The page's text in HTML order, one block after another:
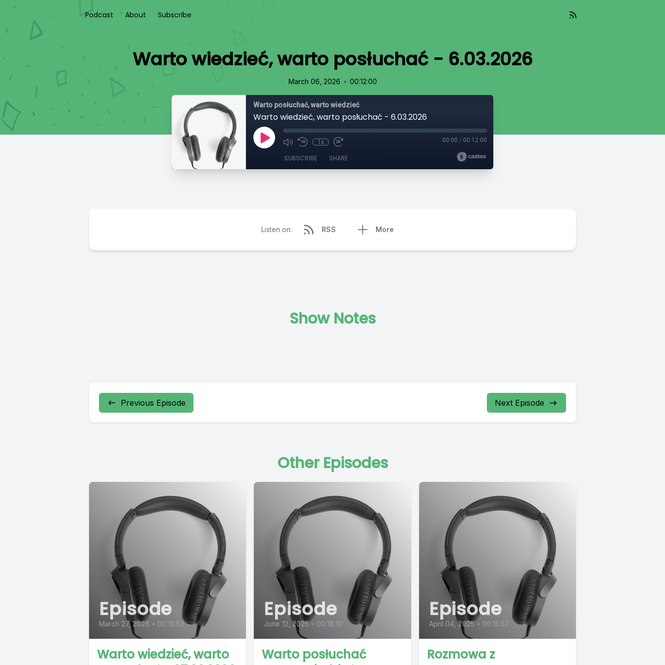
Podcast About Subscribe
Warto wiedzieć, warto posłuchać - 6.03.2026
March 06, 2026 • 00:12:00
Warto posłuchać, warto wiedzieć
Warto wiedzieć, warto posłuchać - 6.03.2026
1x 00:00 / 00:12:00
SUBSCRIBE SHARE
Listen on: RSS More
Show Notes
Previous Episode Next Episode
Other Episodes
Episode
March 27, 2026 • 00:16:53
Warto wiedzieć, warto
Episode
June 12, 2025 • 00:18:10
Warto posłuchać
Episode
April 04, 2025 • 00:15:57
Rozmowa z